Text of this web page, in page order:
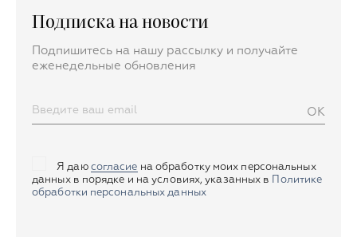
Подписка на новости
Подпишитесь на нашу рассылку и получайте
еженедельные обновления
OK
Я даю согласие на обработку моих персональных
данных в порядке и на условиях, указанных в
Политике
обработки персональных данных